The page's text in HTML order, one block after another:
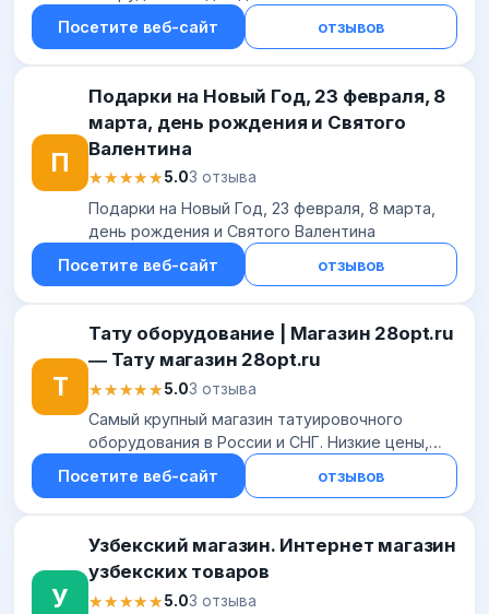
Минске. ★ Оказываем услуги по ремонту,
обслуживанию диагностических сканеров и
Посетите веб-сайт отзывов
П
Подарки на Новый Год, 23 февраля, 8
марта, день рождения и Святого
Валентина
★★★★★
★★★★★5.03 отзыва
Подарки на Новый Год, 23 февраля, 8 марта,
день рождения и Святого Валентина
Посетите веб-сайт
отзывов
Т
Тату оборудование | Магазин 28opt.ru
― Тату магазин 28opt.ru
★★★★★
★★★★★5.03 отзыва
Самый крупный магазин татуировочного
оборудования в России и СНГ. Низкие цены,
гарантия качества, оплата при получении.
Посетите веб-сайт отзывов
У
Узбекский магазин. Интернет магазин
узбекских товаров
★★★★★
★★★★★5.03 отзыва